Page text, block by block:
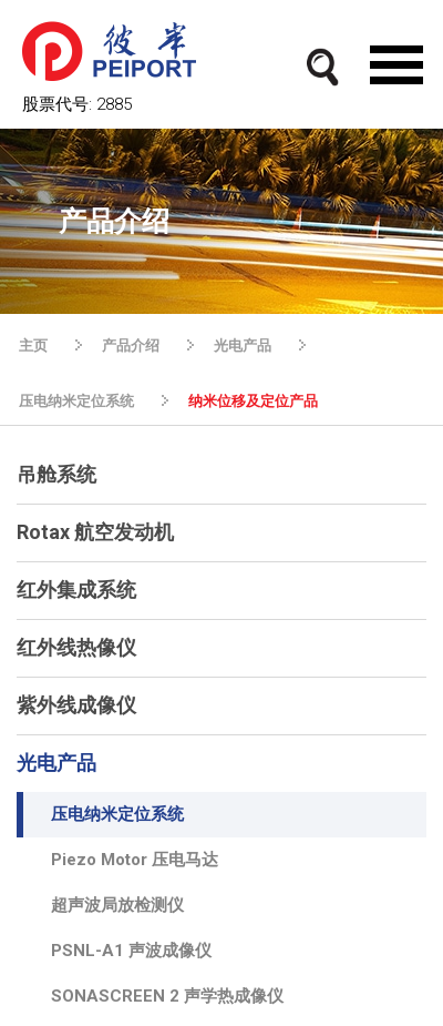
股票代号: 2885
产品介绍
主页 产品介绍 光电产品
压电纳米定位系统 纳米位移及定位产品
吊舱系统
Rotax 航空发动机
红外集成系统
红外线热像仪
紫外线成像仪
光电产品
压电纳米定位系统
Piezo Motor 压电马达
超声波局放检测仪
PSNL-A1 声波成像仪
SONASCREEN 2 声学热成像仪